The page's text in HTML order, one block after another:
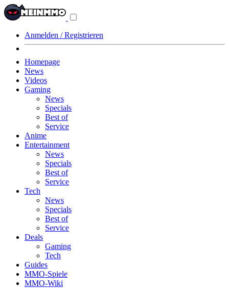
Anmelden / Registrieren
Homepage
News
Videos
Gaming
News
Specials
Best of
Service
Anime
Entertainment
News
Specials
Best of
Service
Tech
News
Specials
Best of
Service
Deals
Gaming
Tech
Guides
MMO-Spiele
MMO-Wiki